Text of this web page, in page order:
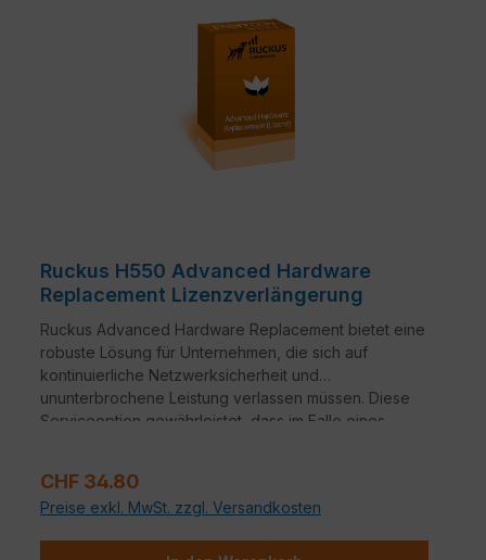
Ruckus H550 Advanced Hardware
Replacement Lizenzverlängerung
Ruckus Advanced Hardware Replacement bietet eine
robuste Lösung für Unternehmen, die sich auf
kontinuierliche Netzwerksicherheit und
ununterbrochene Leistung verlassen müssen. Diese
Serviceoption gewährleistet, dass im Falle eines
Verkaufspreis:
CHF 34.80
Preise exkl. MwSt. zzgl. Versandkosten